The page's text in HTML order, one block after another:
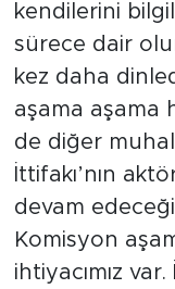
kendilerini
sürece dair
kez daha
aşama aşama
de diğer
İttifakı’nın
devam
Komisyon
ihtiyacımız